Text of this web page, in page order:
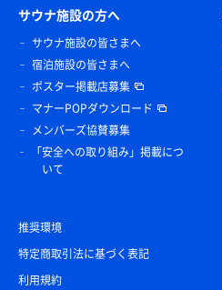
サウナ施設の方へ
サウナ施設の皆さまへ
宿泊施設の皆さまへ
ポスター掲載店募集
マナーPOPダウンロード
メンバーズ協賛募集
「安全への取り組み」掲載につ
いて
推奨環境
特定商取引法に基づく表記
利用規約